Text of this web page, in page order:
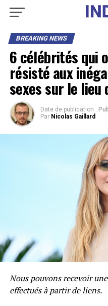
BREAKING NEWS
6 célébrités qui
résisté aux
sexes sur le lieu
Date de publication :
Par Nicolas Gaillard
Nous pouvons recevoir
effectués à partir de liens.